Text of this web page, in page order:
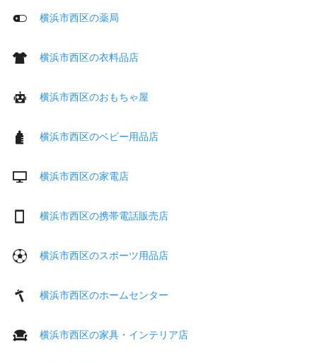
横浜市西区の薬局
横浜市西区の衣料品店
横浜市西区のおもちゃ屋
横浜市西区のベビー用品店
横浜市西区の家電店
横浜市西区の携帯電話販売店
横浜市西区のスポーツ用品店
横浜市西区のホームセンター
横浜市西区の家具・インテリア店